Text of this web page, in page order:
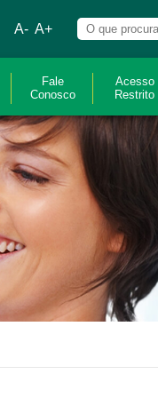
A- A+
Fale
Conosco
Acesso
Restrito